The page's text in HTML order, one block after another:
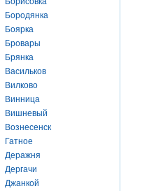
Бородянка
Боярка
Бровары
Брянка
Васильков
Вилково
Винница
Вишневый
Вознесенск
Гатное
Деражня
Дергачи
Джанкой